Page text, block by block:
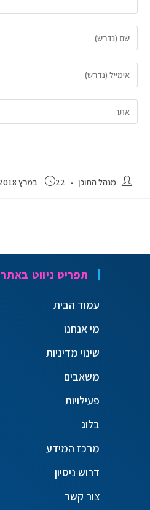
מנהל התוכן 22 במרץ 2018
תפריט ניווט באתר
עמוד הבית
מי אנחנו
שינוי מדיניות
משאבים
פעילויות
בלוג
מרכז המידע
דרוש ניסיון
צור קשר